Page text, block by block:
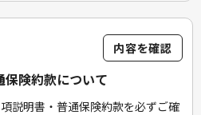
内容を確認
険約款について
説明書・普通保険約款を必ずご確